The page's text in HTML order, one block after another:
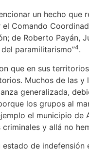
un hecho
Comando
de Roberto Payán,
paramilitarismo”4.
que en sus
Muchos de las
generalizada,
los grupos al
el municipio de
y allá no
de